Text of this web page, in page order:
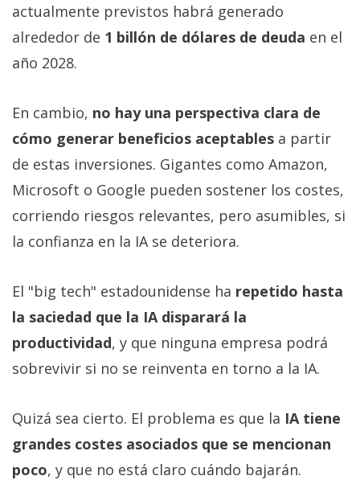
actualmente previstos habrá generado
alrededor de 1 billón de dólares de deuda en el
año 2028.
En cambio, no hay una perspectiva clara de
cómo generar beneficios aceptables a partir
de estas inversiones. Gigantes como Amazon,
Microsoft o Google pueden sostener los costes,
corriendo riesgos relevantes, pero asumibles, si
la confianza en la IA se deteriora.
El "big tech" estadounidense ha repetido hasta
la saciedad que la IA disparará la
productividad, y que ninguna empresa podrá
sobrevivir si no se reinventa en torno a la IA.
Quizá sea cierto. El problema es que la IA tiene
grandes costes asociados que se mencionan
poco, y que no está claro cuándo bajarán.